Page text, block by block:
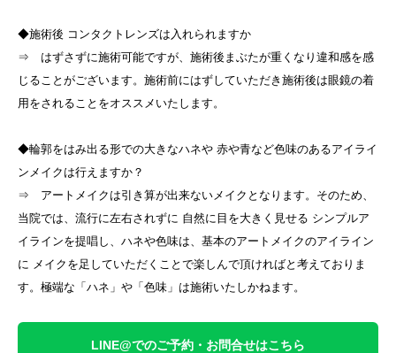
◆施術後 コンタクトレンズは入れられますか
⇒ はずさずに施術可能ですが、施術後まぶたが重くなり違和感を感
じることがございます。施術前にはずしていただき施術後は眼鏡の着
用をされることをオススメいたします。
◆輪郭をはみ出る形での大きなハネや 赤や青など色味のあるアイライ
ンメイクは行えますか？
⇒ アートメイクは引き算が出来ないメイクとなります。そのため、
当院では、流行に左右されずに 自然に目を大きく見せる シンプルア
イラインを提唱し、ハネや色味は、基本のアートメイクのアイライン
に メイクを足していただくことで楽しんで頂ければと考えておりま
す。極端な「ハネ」や「色味」は施術いたしかねます。
LINE@でのご予約・お問合せはこちら